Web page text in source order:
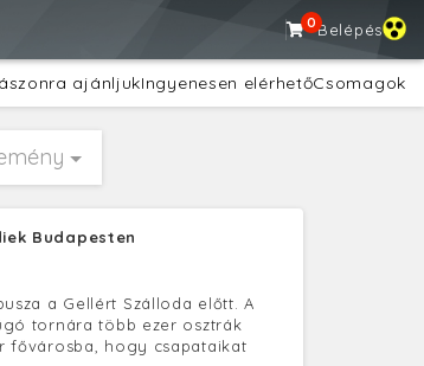
0Belépés
ajánljukIngyenesen elérhetőCsomagok
Budapesten
a Gellért Szálloda előtt. A
tornára több ezer osztrák
fővárosba, hogy csapataikat